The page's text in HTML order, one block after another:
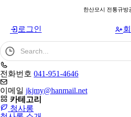
한산모시 전통규방
로그인
검
색
어
필
수
전화번호 041-951-4646
이메일 jkjmy@hanmail.net
카테고리
청사롱